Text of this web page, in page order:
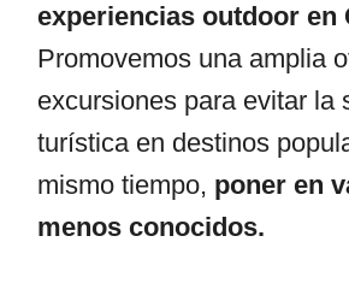
experiencias outdoor en
Promovemos una amplia
excursiones para evitar la
turística en destinos
mismo tiempo, poner en
menos conocidos.